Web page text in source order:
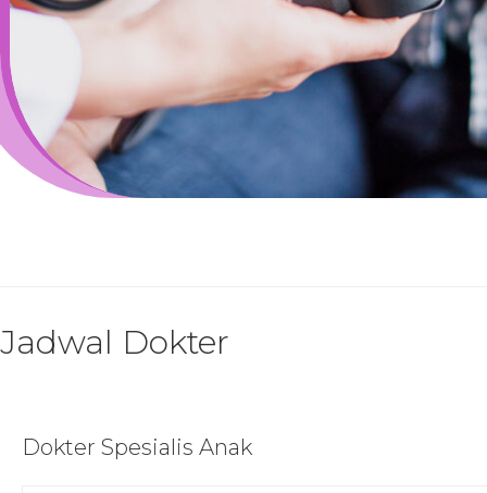
Jadwal Dokter
Dokter Spesialis Anak